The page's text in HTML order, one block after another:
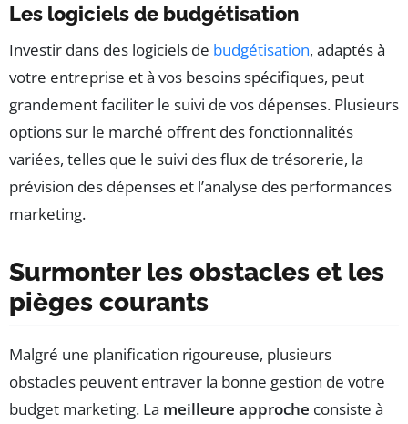
Les logiciels de budgétisation
Investir dans des logiciels de budgétisation, adaptés à
votre entreprise et à vos besoins spécifiques, peut
grandement faciliter le suivi de vos dépenses. Plusieurs
options sur le marché offrent des fonctionnalités
variées, telles que le suivi des flux de trésorerie, la
prévision des dépenses et l’analyse des performances
marketing.
Surmonter les obstacles et les
pièges courants
Malgré une planification rigoureuse, plusieurs
obstacles peuvent entraver la bonne gestion de votre
budget marketing. La meilleure approche consiste à